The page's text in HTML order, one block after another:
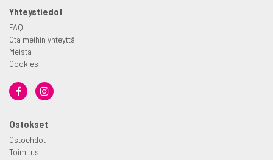
Yhteystiedot
FAQ
Ota meihin yhteyttä
Meistä
Cookies
Ostokset
Ostoehdot
Toimitus